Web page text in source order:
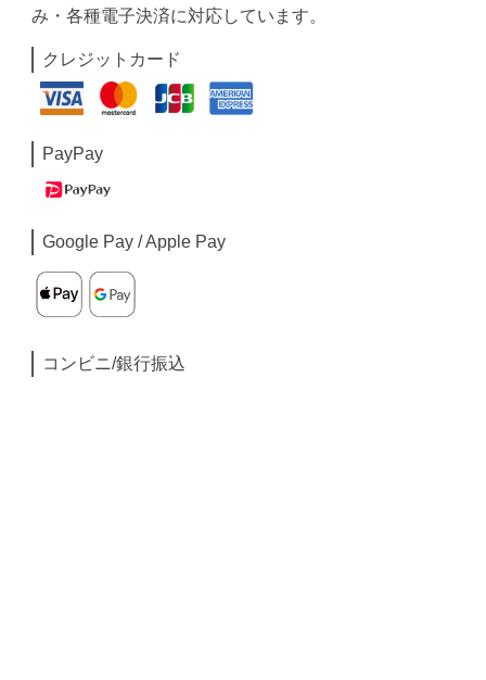
み・各種電子決済に対応しています。
クレジットカード
PayPay
Google Pay / Apple Pay
コンビニ/銀行振込